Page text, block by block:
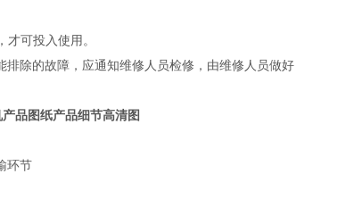
可投入使用。
除的故障，应通知维修人员检修，由维修人员做好
品图纸产品细节高清图
环节